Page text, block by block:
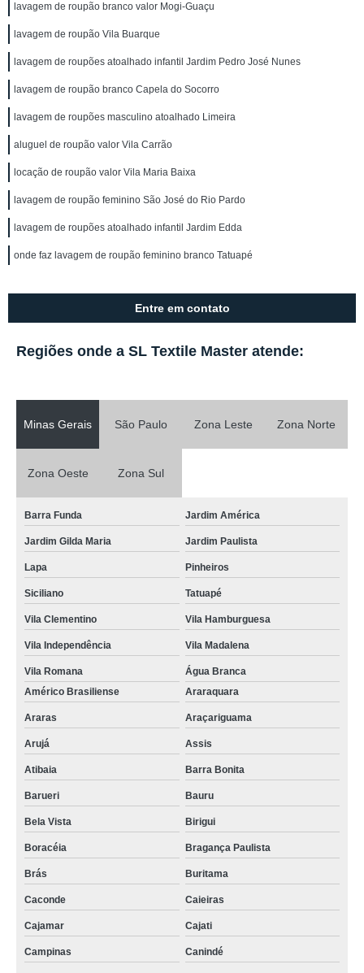
lavagem de roupão branco valor Mogi-Guaçu
lavagem de roupão Vila Buarque
lavagem de roupões atoalhado infantil Jardim Pedro José Nunes
lavagem de roupão branco Capela do Socorro
lavagem de roupões masculino atoalhado Limeira
aluguel de roupão valor Vila Carrão
locação de roupão valor Vila Maria Baixa
lavagem de roupão feminino São José do Rio Pardo
lavagem de roupões atoalhado infantil Jardim Edda
onde faz lavagem de roupão feminino branco Tatuapé
Entre em contato
Regiões onde a SL Textile Master atende:
Minas Gerais São Paulo Zona Leste Zona Norte
Zona Oeste Zona Sul
Barra Funda Jardim América
Jardim Gilda Maria Jardim Paulista
Lapa Pinheiros
Siciliano Tatuapé
Vila Clementino Vila Hamburguesa
Vila Independência Vila Madalena
Vila Romana
Água Branca
Américo Brasiliense
Araraquara
Araras Araçariguama
Arujá Assis
Atibaia Barra Bonita
Barueri Bauru
Bela Vista Birigui
Boracéia Bragança Paulista
Brás Buritama
Caconde Caieiras
Cajamar Cajati
Campinas Canindé